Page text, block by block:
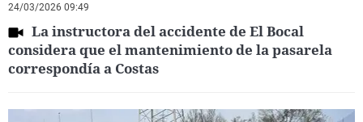
24/03/2026 09:49
La instructora del accidente de El Bocal
considera que el mantenimiento de la pasarela
correspondía a Costas